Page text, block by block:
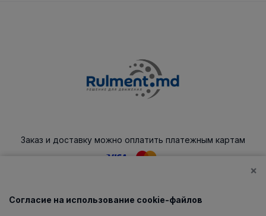
Заказ и доставку можно оплатить платежным картам
Каталог
×
Согласие на использование cookie-файлов